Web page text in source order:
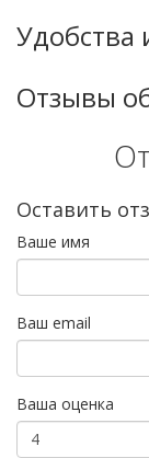
Удобства
Отзывы
Оставить
Ваше имя
Ваш email
Ваша оценка